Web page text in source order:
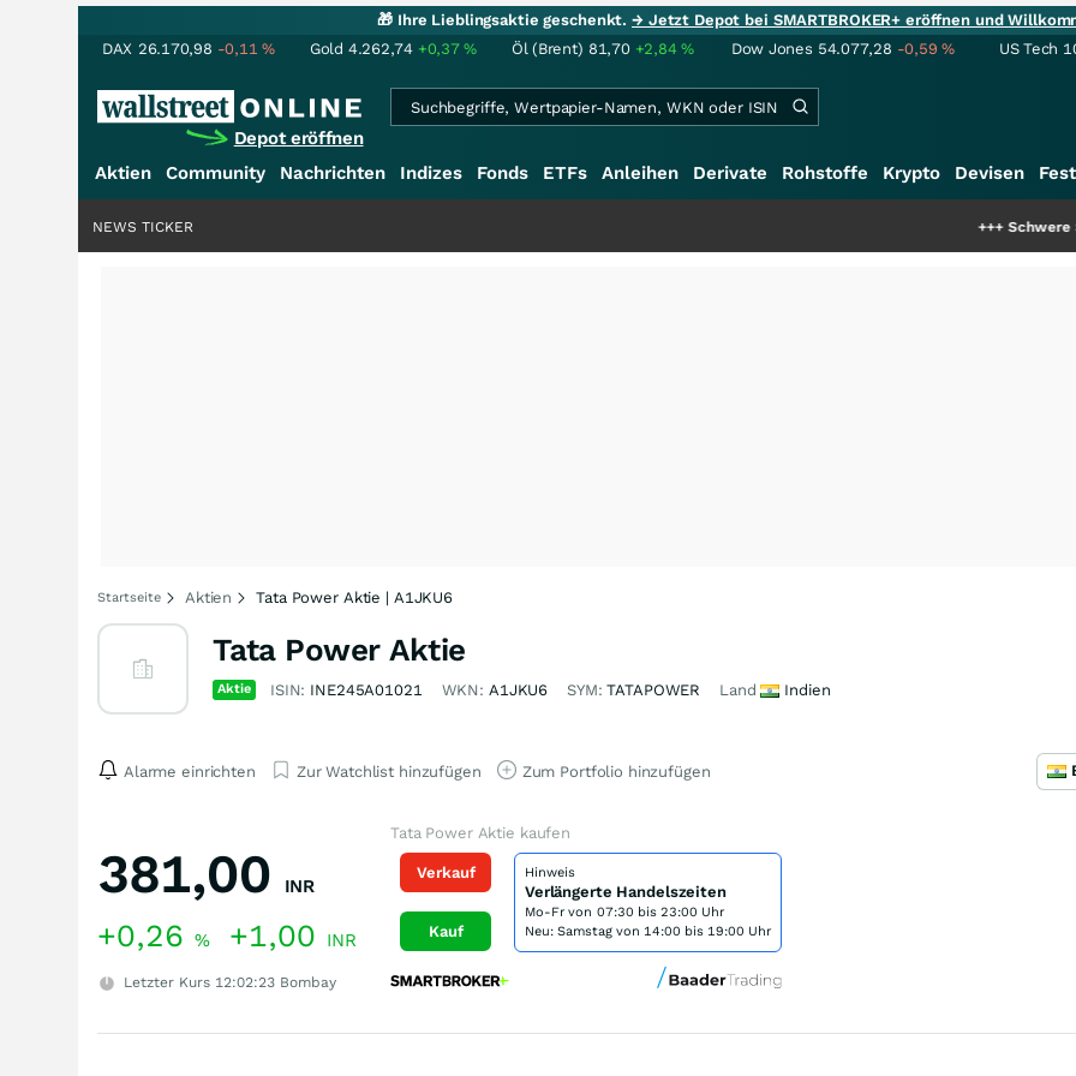
🎁 Ihre Lieblingsaktie geschenkt.→ Jetzt Depot bei SMARTBROKER+ eröffnen und
DAX 26.170,98 -0,11% Gold 4.262,74 +0,37% Öl (Brent) 81,70 +2,84% Dow Jones 54.077,28 -0,59% US Tech
Depot eröffnen
Aktien Community Nachrichten Indizes Fonds ETFs Anleihen Derivate Rohstoffe Krypto Devisen
Schwere Seltene
NEWS TICKER
Startseite Aktien Tata Power Aktie | A1JKU6
Tata Power Aktie
Aktie ISIN: INE245A01021 WKN: A1JKU6 SYM:TATAPOWER Land Indien
Alarme einrichten Zur Watchlist hinzufügen Zum Portfolio hinzufügen
381,00 INR
+0,26 % +1,00 INR
Letzter Kurs 12:02:23 Bombay
Tata Power Aktie kaufen
Verkauf
Kauf
Hinweis
Verlängerte Handelszeiten
Mo-Fr von 07:30 bis 23:00 Uhr
Neu: Samstag von 14:00 bis 19:00 Uhr